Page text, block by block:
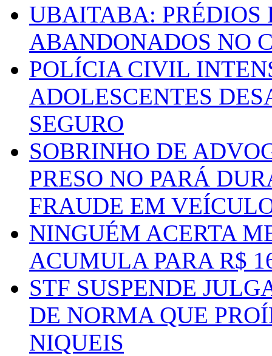
UBAITABA: PRÉDIOS
ABANDONADOS NO
POLÍCIA CIVIL
ADOLESCENTES
SEGURO
SOBRINHO DE
PRESO NO PARÁ
FRAUDE EM
NINGUÉM ACERTA
ACUMULA PARA R$
STF SUSPENDE
DE NORMA QUE
NIQUEIS